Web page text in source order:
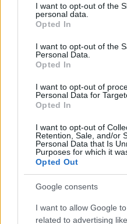
not limited to your visit or
grant or deny consent to
use your data for below
consent section.
I want to opt-out of the
personal data.
Opted In
I want to opt-out of the
Personal Data.
Opted In
I want to opt-out of
Personal Data for
Opted In
I want to opt-out of
Retention, Sale, and/or
Personal Data that Is
Purposes for which it
Opted Out
Google consents
I want to allow Google
related to advertising
nézed, hanem
Tamás
_CHARLIE_•2025. november 06.
A Rick's Café podcast
és adásrendezőként
beszélgettünk az